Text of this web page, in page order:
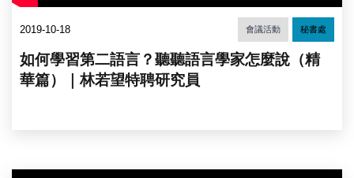
2019-10-18 會議活動 秘書處
如何學習第二語言？聽聽語言學家怎麼說（精
華篇）｜林若望特聘研究員